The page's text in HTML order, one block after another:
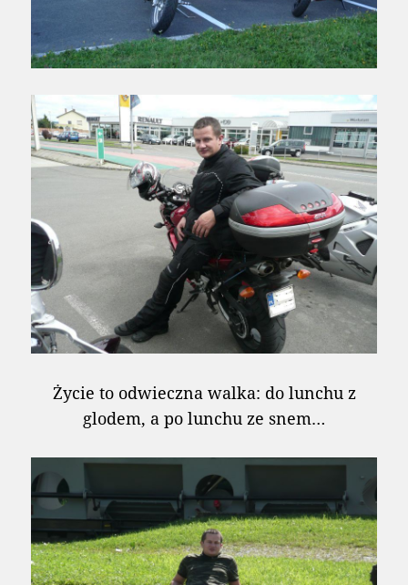
Życie to odwieczna walka: do lunchu z
glodem, a po lunchu ze snem…